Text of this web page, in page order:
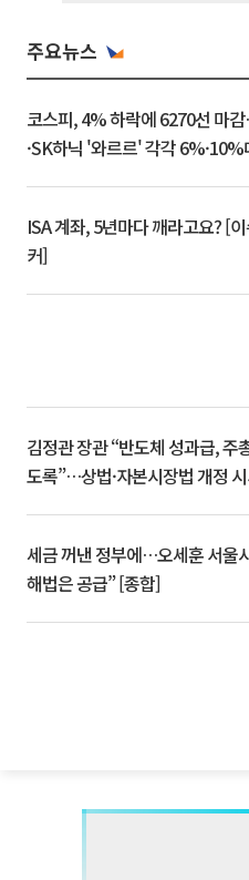
주요뉴스
코스피, 4% 하락에 6270선 마
·SK하닉 '와르르' 각각 6%·10%
ISA 계좌, 5년마다 깨라고요? [
커]
김정관 장관 “반도체 성과급, 주
도록”…상법·자본시장법 개정
세금 꺼낸 정부에…오세훈 서울
해법은 공급” [종합]